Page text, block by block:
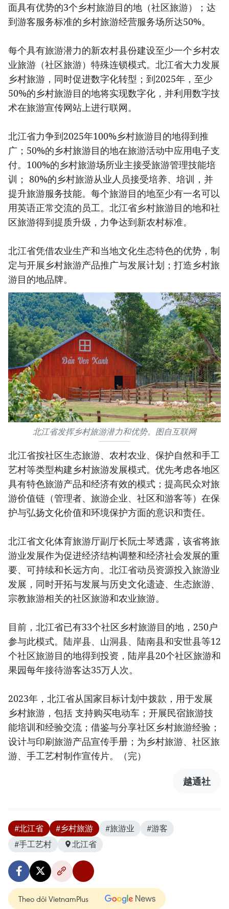
面具有优势的3个乡村旅游目的地（社区旅游）；达
到游客服务标准的乡村旅游经营服务场所达50%。
每个具有旅游潜力的新农村县份建设至少一个乡村农
业旅游（社区旅游）特殊连锁模式。北江省大力发展
乡村旅游，同时促进数字化转型；到2025年，至少
50%的乡村旅游目的地将实现数字化，并利用数字技
术在旅游宣传网站上进行联网。
北江省力争到2025年100%乡村旅游目的地得到推
广；50%的乡村旅游目的地在旅游活动中应用电子支
付。100%的乡村旅游场所业主接受旅游管理技能培
训； 80%的乡村旅游从业人员接受培养、培训，并
提升旅游服务技能。每个旅游目的地至少有一名可以
用英语正常交流的员工。北江省乡村旅游目的地和社
区旅游得到提质升级，力争达到新农村标准。
北江省凭借农业生产和当地文化生态特色的优势，制
定与开展乡村旅游产品推广与发展计划；打造乡村旅
游目的地品牌。
北江省发挥乡村旅游潜力和优势。图自互联网
北江省按社区生态旅游、农村农业、保护自然和手工
艺村等类型构建乡村旅游发展模式。优先考虑各地区
具有特色旅游产品和经济有效的模式；提高民众对旅
游价值链（管理者、旅游企业、社区和游客等）在保
护与弘扬文化价值和环境保护方面的意识和责任。
北江省文化体育旅游厅副厅长阮士琴透露，该省将旅
游业发展作为促进经济结构调整和经济社会发展的重
要、可持续和长远方向。北江省动员资源投入旅游业
发展，同时开拓与发展与历史文化遗迹、生态旅游、
宗教旅游相关的社区旅游和农业旅游。
目前，北江省已有33个社区乡村旅游目的地，250户
参与此模式。陆岸县、山洞县、陆南县和安世县等12
个社区旅游目的地得到投资，陆岸县20个社区旅游和
果园每年接待游客达35万人次。
2023年，北江省从国家目标计划中拨款，用于发展
乡村旅游，包括 支持购买电动车；开展民宿旅游技
能培训和经验交流；借鉴与分享社区乡村旅游经验；
设计与印刷旅游产品宣传手册；为乡村旅游、社区旅
游、手工艺村制作宣传片。（完）
越通社
#北江省 #乡村旅游 #旅游业
#游客
#手工艺村
北江省
Theo dõi VietnamPlus